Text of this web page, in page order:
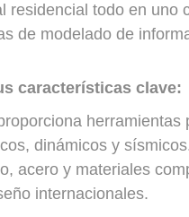
residencial todo en uno
de modelado de
características clave:
herramientas
dinámicos y
acero y materiales
internacionales.